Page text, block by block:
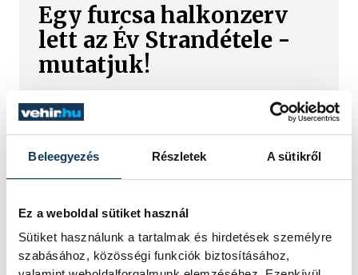
Beleegyezés Részletek A sütikről
Ez a weboldal sütiket használ
Sütiket használunk a tartalmak és hirdetések személyre
szabásához, közösségi funkciók biztosításához,
Egy furcsa halkonzerv
lett az Év Strandétele -
mutatjuk!
A Balatoni Kör idén tizenkettedik
alkalommal hirdette meg az év
strandétele versenyt, amelyre minden
eddiginél több, 22 vendéglátóhely 44
étellel indult. Egy fonyódi hely nyert...
Meglepték az elemzőket
a júliusi inflációs adatok